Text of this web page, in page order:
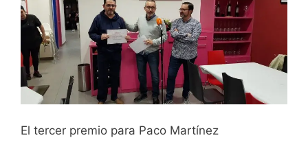
El tercer premio para Paco Martínez